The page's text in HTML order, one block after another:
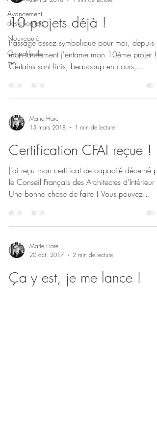
Avancement
des chantiers
Nouveauté
On parle de
moi
10 projets déjà !
Passage assez symbolique pour moi, depuis
mon lancement j'entame mon 10ème projet !
Certains sont finis, beaucoup en cours,
Marie Hare
15 mars 2018
1 min de lecture
Certification CFAI reçue !
J'ai reçu mon certificat de capacité décerné
le Conseil Français des Architectes d'Intérieur !
Une bonne chose de faite ! Vous pouvez...
Marie Hare
20 oct. 2017
2 min de lecture
Ça y est, je me lance !